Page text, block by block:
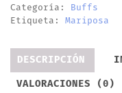
Categoría: Buffs
Etiqueta: Mariposa
DESCRIPCIÓN
VALORACIONES (0)